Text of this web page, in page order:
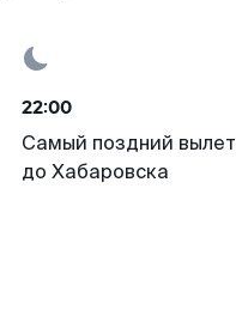
22:00
Самый поздний вылет
до Хабаровска